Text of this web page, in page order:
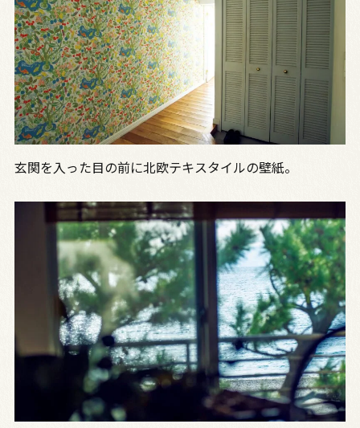
玄関を入った目の前に北欧テキスタイルの壁紙。